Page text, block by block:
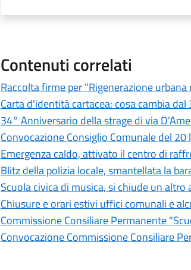
Contenuti correlati
Raccolta firme per "Rigenerazione
Carta d'identità cartacea: cosa cambia
34° Anniversario della strage di via
Convocazione Consiglio Comunale del
Emergenza caldo, attivato il centro di
Blitz della polizia locale, smantellata la
Scuola civica di musica, si chiude un
Chiusure e orari estivi uffici comunali e
Commissione Consiliare Permanente
Convocazione Commissione Consiliare